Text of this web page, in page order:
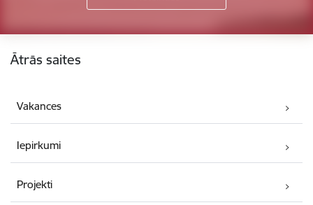
Ātrās saites
Vakances
Iepirkumi
Projekti